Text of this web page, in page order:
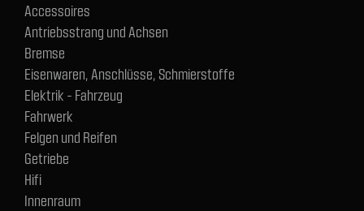
Accessoires
Antriebsstrang und Achsen
Bremse
Eisenwaren, Anschlüsse, Schmierstoffe
Elektrik - Fahrzeug
Fahrwerk
Felgen und Reifen
Getriebe
Hifi
Innenraum